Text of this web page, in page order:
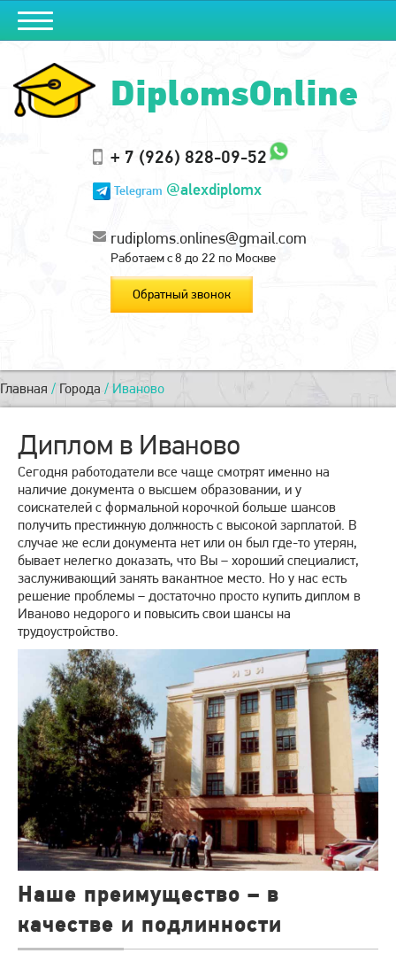
DiplomsOnline
+ 7 (926) 828-09-52
Telegram @alexdiplomx
rudiploms.onlines@gmail.com
Работаем с 8 до 22 по Москве
Обратный звонок
Главная / Города / Иваново
Диплом в Иваново
Сегодня работодатели все чаще смотрят именно на
наличие документа о высшем образовании, и у
соискателей с формальной корочкой больше шансов
получить престижную должность с высокой зарплатой. В
случае же если документа нет или он был где-то утерян,
бывает нелегко доказать, что Вы – хороший специалист,
заслуживающий занять вакантное место. Но у нас есть
решение проблемы – достаточно просто купить диплом в
Иваново недорого и повысить свои шансы на
трудоустройство.
Наше преимущество – в
качестве и подлинности